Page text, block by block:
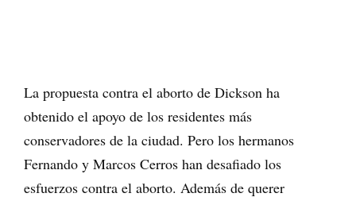
La propuesta contra el aborto de Dickson ha
obtenido el apoyo de los residentes más
conservadores de la ciudad. Pero los hermanos
Fernando y Marcos Cerros han desafiado los
esfuerzos contra el aborto. Además de querer